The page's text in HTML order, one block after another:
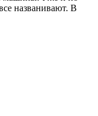
названивают. В